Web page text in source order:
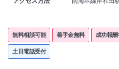
無料相談可能 着手金無料 成功報
土日電話受付